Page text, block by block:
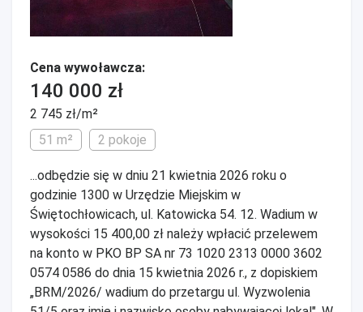
Cena wywoławcza:
140 000 zł
2 745 zł/m²
51 m²
2 pokoje
...odbędzie się w dniu 21 kwietnia 2026 roku o
godzinie 1300 w Urzędzie Miejskim w
Świętochłowicach, ul. Katowicka 54. 12. Wadium w
wysokości 15 400,00 zł należy wpłacić przelewem
na konto w PKO BP SA nr 73 1020 2313 0000 3602
0574 0586 do dnia 15 kwietnia 2026 r., z dopiskiem
„BRM/2026/ wadium do przetargu ul. Wyzwolenia